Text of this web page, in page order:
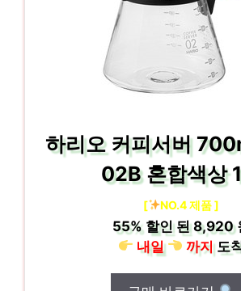
하리오 커피서버
02B 혼합색상
[ NO.4 제품 ]
55%할인 된8,920
내일
까지도